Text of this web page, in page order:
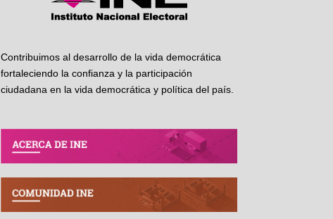
Contribuimos al desarrollo de la vida democrática
fortaleciendo la confianza y la participación
ciudadana en la vida democrática y política del país.